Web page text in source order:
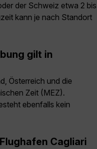
der Schweiz etwa 2 bis
kann je nach Standort
gilt in
Österreich und die
Zeit (MEZ).
ebenfalls kein
Cagliari